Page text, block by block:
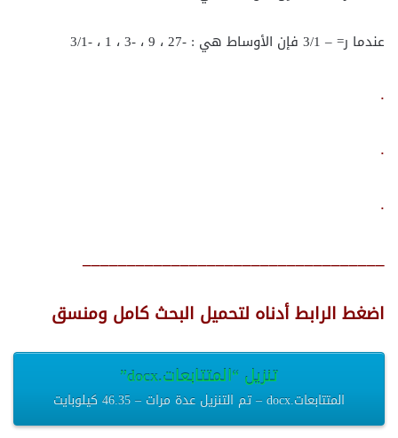
عندما ر= – 3/1 فإن الأوساط هي : -27 ، 9 ، -3 ، 1 ، -3/1
.
.
.
__________________________________
اضغط الرابط أدناه لتحميل البحث كامل ومنسق
تنزيل “المتتابعات.docx”
المتتابعات.docx – تم التنزيل عدة مرات – 46.35 كيلوبايت